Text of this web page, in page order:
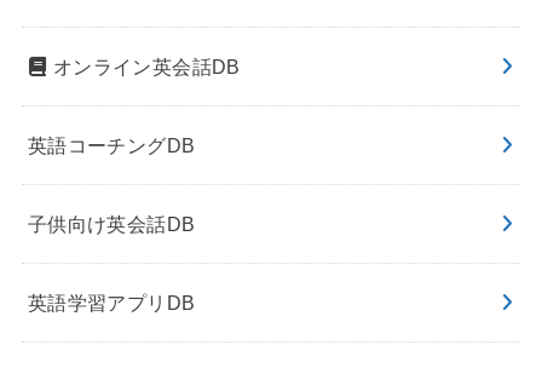
オンライン英会話DB
英語コーチングDB
子供向け英会話DB
英語学習アプリDB